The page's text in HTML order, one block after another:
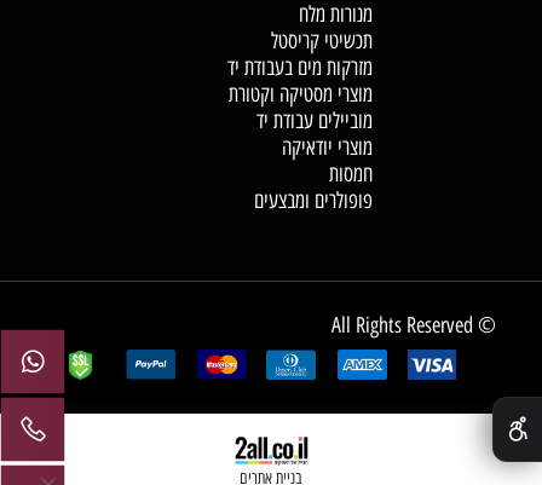
מנורות מלח
תכשיטי קריסטל
מזרקות מים בעבודת יד
מוצרי מסטיקה וקטורת
מוביילים עבודת יד
מוצרי יודאיקה
חמסות
פופולרים ומבצעים
© All Rights Reserved
בניית אתרים